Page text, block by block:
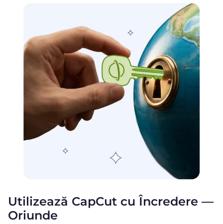
Utilizează CapCut cu Încredere —
Oriunde